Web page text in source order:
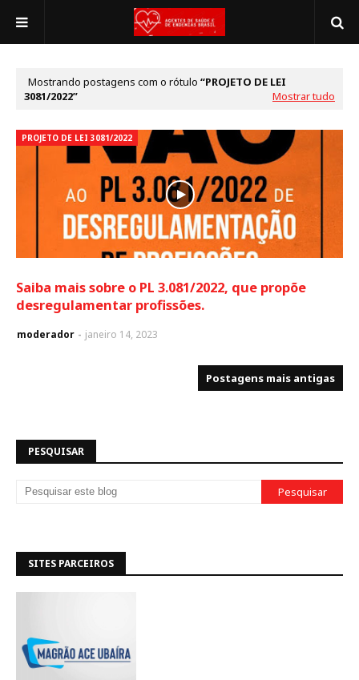
Mostrando postagens com o rótulo
PROJETO DE LEI
3081/2022
Mostrar tudo
PROJETO DE LEI 3081/2022
Saiba mais sobre o PL 3.081/2022, que propõe
desregulamentar profissões.
moderador janeiro 14, 2023
Postagens mais antigas
PESQUISAR
SITES PARCEIROS